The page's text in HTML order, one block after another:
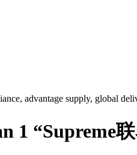
advantage supply, global
1 “Supreme